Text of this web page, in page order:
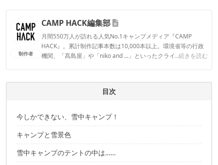
制作者
CAMP HACK編集部
月間550万人が訪れる人気No.1キャンプメディア『CAMP
HACK』。累計制作記事本数は10,000本以上。環境省等の行政
機関、「髙島屋」や「niko and ...」といったクライアントとの
...続きを読む
CAMP HACK編集部のプロフィール
目次
今しかできない、雪中キャンプ！
キャンプと雪景色
雪中キャンプのテントの中は……